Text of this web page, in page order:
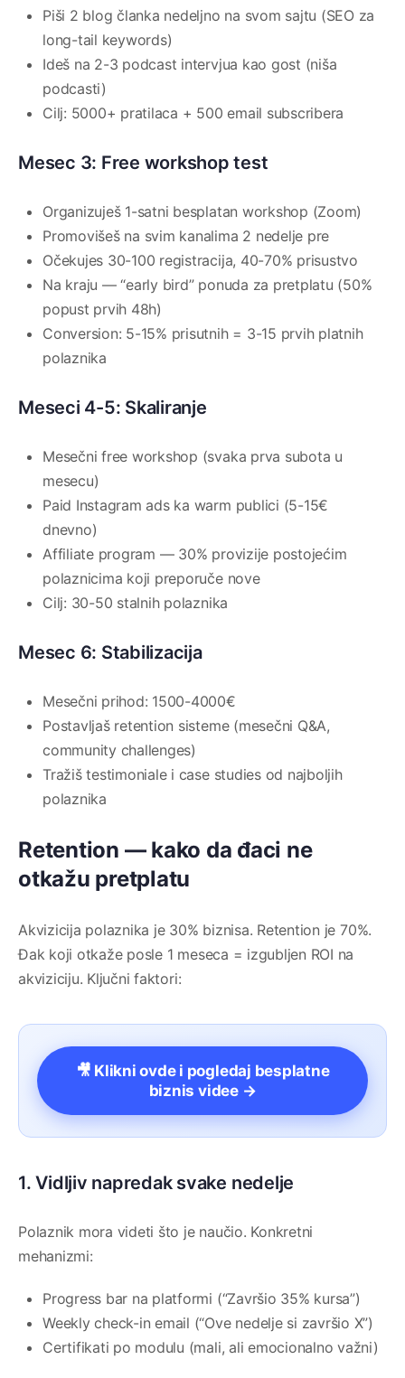
Piši 2 blog članka nedeljno na svom sajtu (SEO za
long-tail keywords)
Ideš na 2-3 podcast intervjua kao gost (niša
podcasti)
Cilj: 5000+ pratilaca + 500 email subscribera
Mesec 3: Free workshop test
Organizuješ 1-satni besplatan workshop (Zoom)
Promovišeš na svim kanalima 2 nedelje pre
Očekujes 30-100 registracija, 40-70% prisustvo
Na kraju — “early bird” ponuda za pretplatu (50%
popust prvih 48h)
Conversion: 5-15% prisutnih = 3-15 prvih platnih
polaznika
Meseci 4-5: Skaliranje
Mesečni free workshop (svaka prva subota u
mesecu)
Paid Instagram ads ka warm publici (5-15€
dnevno)
Affiliate program — 30% provizije postojećim
polaznicima koji preporuče nove
Cilj: 30-50 stalnih polaznika
Mesec 6: Stabilizacija
Mesečni prihod: 1500-4000€
Postavljaš retention sisteme (mesečni Q&A,
community challenges)
Tražiš testimoniale i case studies od najboljih
polaznika
Retention — kako da đaci ne
otkažu pretplatu
Akvizicija polaznika je 30% biznisa. Retention je 70%.
Đak koji otkaže posle 1 meseca = izgubljen ROI na
akviziciju. Ključni faktori:
🎥 Klikni ovde i pogledaj besplatne
biznis videe →
1. Vidljiv napredak svake nedelje
Polaznik mora videti što je naučio. Konkretni
mehanizmi:
Progress bar na platformi (“Završio 35% kursa”)
Weekly check-in email (“Ove nedelje si završio X”)
Certifikati po modulu (mali, ali emocionalno važni)